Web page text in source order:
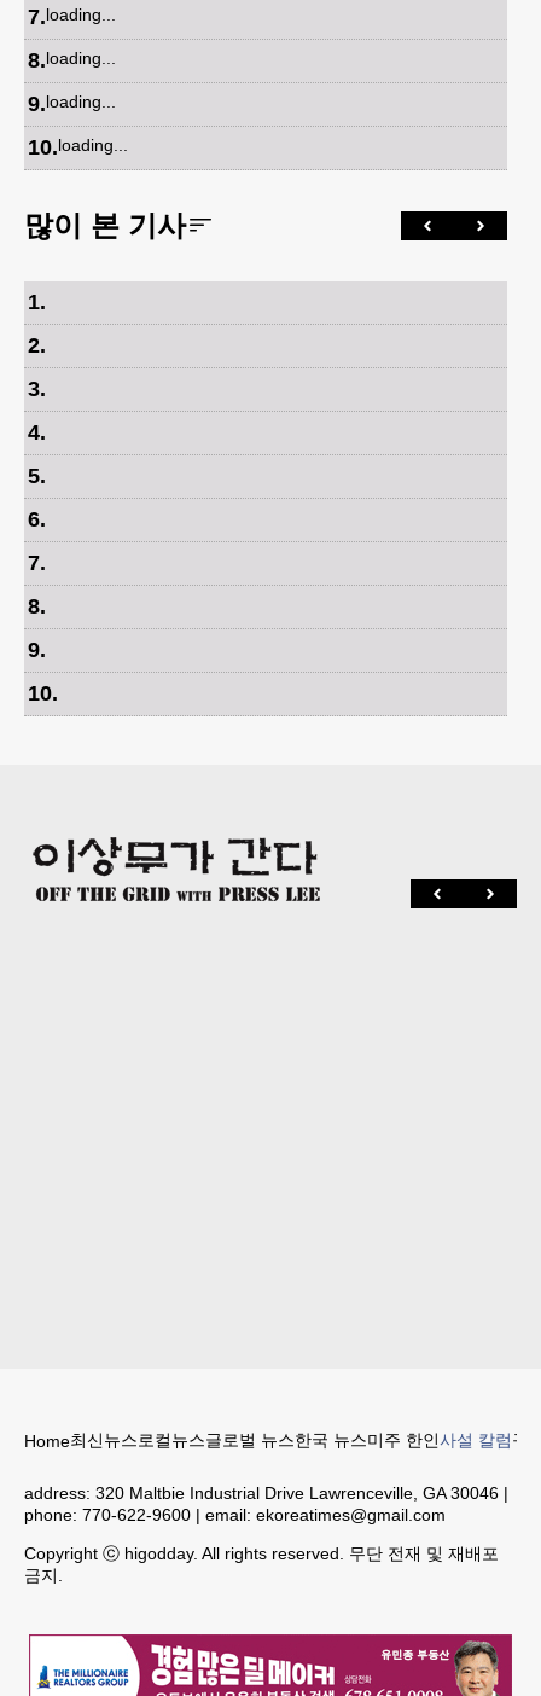
7.loading...
8.loading...
9.loading...
10.loading...
많이 본 기사
1.
2.
3.
4.
5.
6.
7.
8.
9.
10.
Home최신뉴스로컬뉴스글로벌 뉴스한국 뉴스미주 한인사설 칼럼구
address: 320 Maltbie Industrial Drive Lawrenceville, GA 30046 |
phone: 770-622-9600 | email: ekoreatimes@gmail.com
Copyright ⓒ higodday. All rights reserved. 무단 전재 및 재배포
금지.